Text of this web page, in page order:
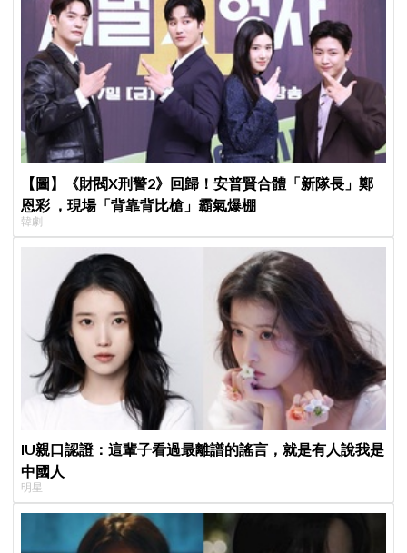
【圖】《財閥X刑警2》回歸！安普賢合體「新隊長」鄭
恩彩 ，現場「背靠背比槍」霸氣爆棚
韓劇
IU親口認證：這輩子看過最離譜的謠言，就是有人說我是
中國人
明星